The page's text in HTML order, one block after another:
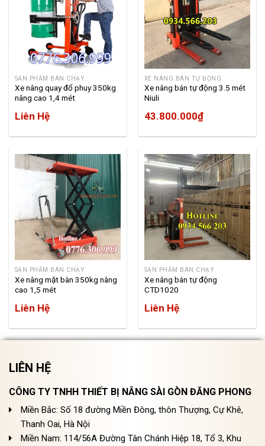
SẢN PHẨM BÁN CHẠY
Xe nâng quay đổ phuy 350kg
nâng cao 1,4 mét
Liên Hệ
XE NÂNG BÁN TỰ ĐỘNG
Xe nâng bán tự động 3.5 mét
Niuli
43.800.000₫
SẢN PHẨM BÁN CHẠY
Xe nâng mặt bàn 350kg nâng
cao 1,5 mét
Liên Hệ
SẢN PHẨM BÁN CHẠY
Xe nâng bán tự động
CTD1020
Liên Hệ
LIÊN HỆ
CÔNG TY TNHH THIẾT BỊ NÂNG SÀI GÒN ĐĂNG PHONG
Miền Bắc: Số 18 đường Miền Đông, thôn Thượng, Cự Khê,
Thanh Oai, Hà Nội
Miền Nam: 114/56A Đường Tân Chánh Hiệp 18, Tổ 3, Khu